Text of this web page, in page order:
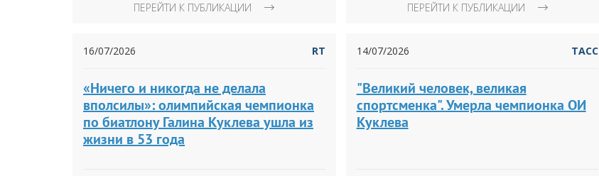
ПЕРЕЙТИ К ПУБЛИКАЦИИ ПЕРЕЙТИ К ПУБЛИКАЦИИ
16/07/2026 RT
«Ничего и никогда не делала
вполсилы»: олимпийская чемпионка
по биатлону Галина Куклева ушла из
жизни в 53 года
14/07/2026 ТАСС
"Великий человек, великая
спортсменка". Умерла чемпионка ОИ
Куклева